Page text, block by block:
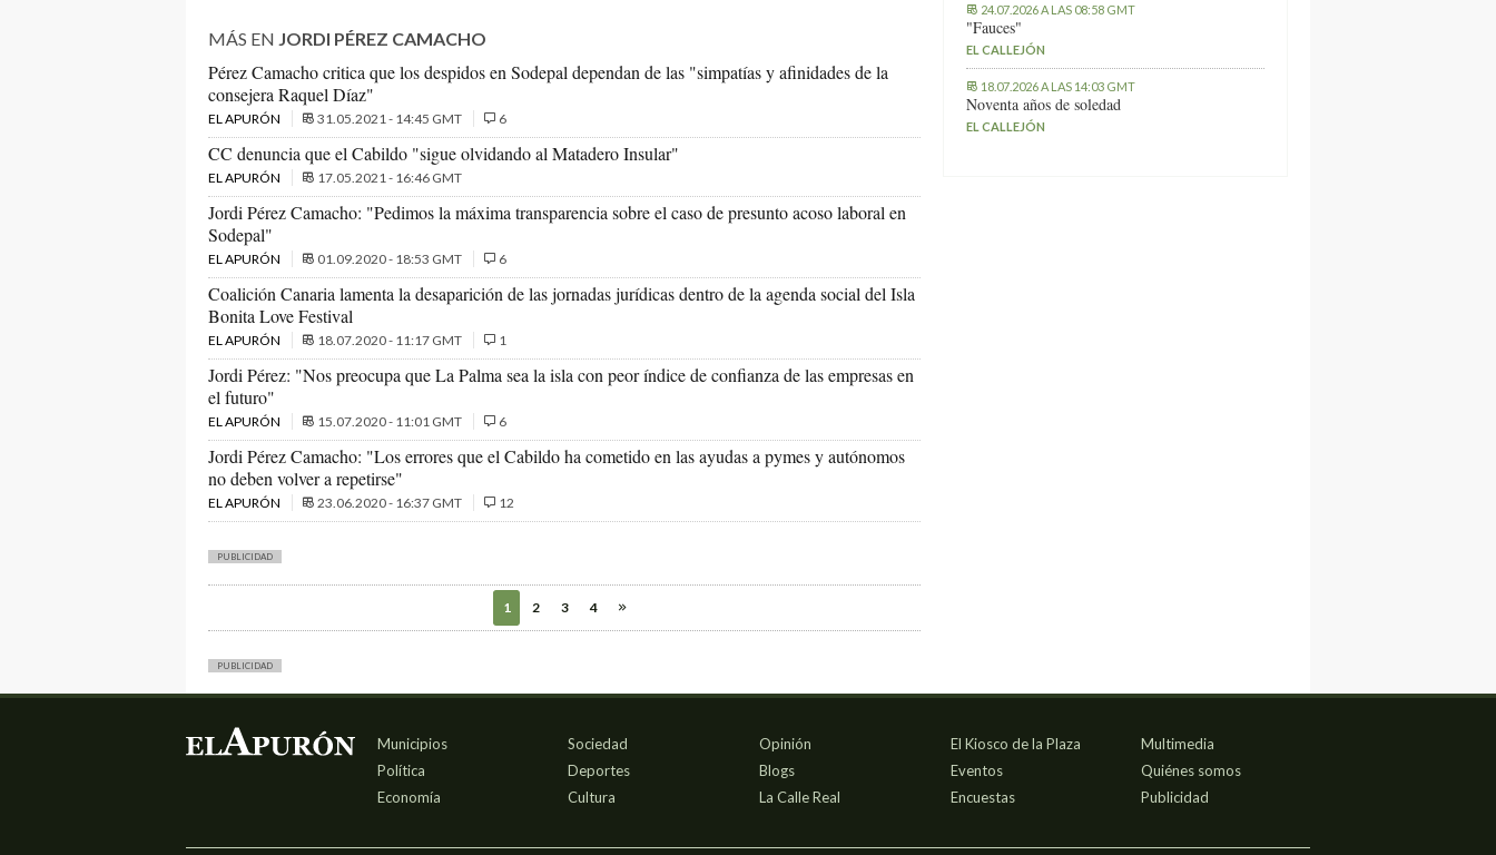
MÁS EN JORDI PÉREZ CAMACHO
Pérez Camacho critica que los despidos en Sodepal dependan de las "simpatías y afinidades de la
consejera Raquel Díaz"
EL APURÓN 31.05.2021 - 14:45 GMT 6
CC denuncia que el Cabildo "sigue olvidando al Matadero Insular"
EL APURÓN 17.05.2021 - 16:46 GMT
Jordi Pérez Camacho: "Pedimos la máxima transparencia sobre el caso de presunto acoso laboral en
Sodepal"
EL APURÓN 01.09.2020 - 18:53 GMT 6
Coalición Canaria lamenta la desaparición de las jornadas jurídicas dentro de la agenda social del Isla
Bonita Love Festival
EL APURÓN 18.07.2020 - 11:17 GMT 1
Jordi Pérez: "Nos preocupa que La Palma sea la isla con peor índice de confianza de las empresas en
el futuro"
EL APURÓN 15.07.2020 - 11:01 GMT 6
Jordi Pérez Camacho: "Los errores que el Cabildo ha cometido en las ayudas a pymes y autónomos
no deben volver a repetirse"
EL APURÓN 23.06.2020 - 16:37 GMT 12
PUBLICIDAD
1 2 3 4
24.07.2026 A LAS 08:58 GMT
"Fauces"
EL CALLEJÓN
18.07.2026 A LAS 14:03 GMT
Noventa años de soledad
EL CALLEJÓN
PUBLICIDAD
Municipios
Política
Economía
Sociedad
Deportes
Cultura
Opinión
Blogs
La Calle Real
El Kiosco de la Plaza
Eventos
Encuestas
Multimedia
Quiénes somos
Publicidad